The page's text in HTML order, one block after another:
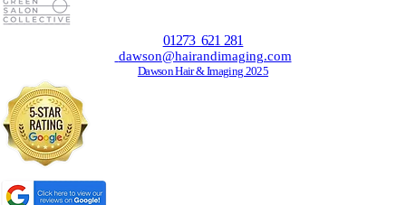
01273 621 281
dawson@hairandimaging.com
Dawson Hair & Imaging 2025